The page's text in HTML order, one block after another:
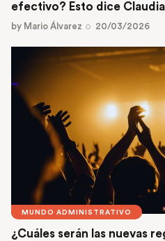
efectivo? Esto dice
by Mario Álvarez 20/03/2026
MUNDO ADMINISTRATIVO
¿Cuáles serán las nuevas